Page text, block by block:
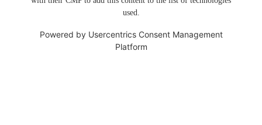
used.
Powered by Usercentrics Consent Management
Platform